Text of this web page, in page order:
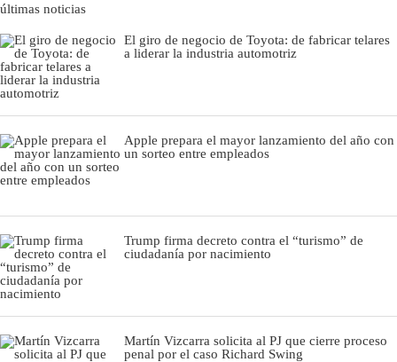
últimas noticias
El giro de negocio de Toyota: de fabricar telares
a liderar la industria automotriz
Apple prepara el mayor lanzamiento del año con
un sorteo entre empleados
Trump firma decreto contra el “turismo” de
ciudadanía por nacimiento
Martín Vizcarra solicita al PJ que cierre proceso
penal por el caso Richard Swing